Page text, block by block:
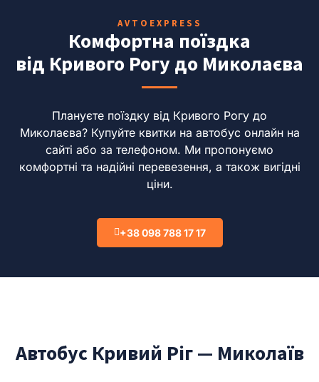
AVTOEXPRESS
Комфортна поїздка
від Кривого Рогу до Миколаєва
Плануєте поїздку від Кривого Рогу до
Миколаєва? Купуйте квитки на автобус онлайн на
сайті або за телефоном. Ми пропонуємо
комфортні та надійні перевезення, а також вигідні
ціни.
+38 098 788 17 17
Автобус Кривий Ріг — Миколаїв